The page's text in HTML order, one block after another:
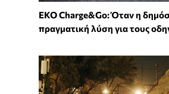
EKO Charge&Go: Όταν η
πραγματική λύση για τους